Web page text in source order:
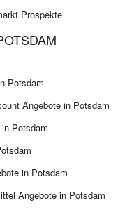
Prospekte
Potsdam
Angebote in Potsdam
Potsdam
in Potsdam
Angebote in Potsdam